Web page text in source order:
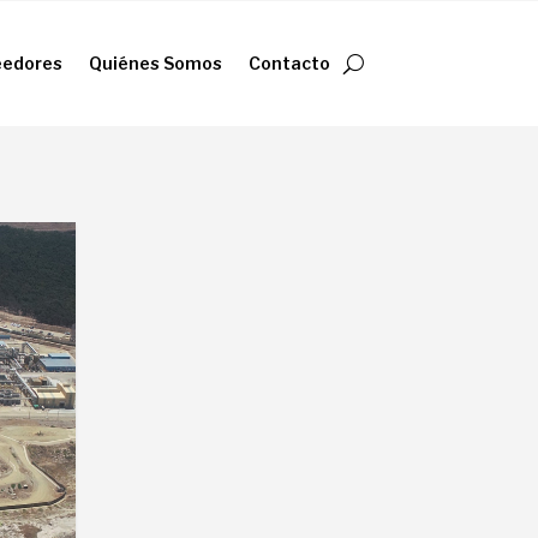
Quiénes Somos Contacto
Quiénes Somos Contacto